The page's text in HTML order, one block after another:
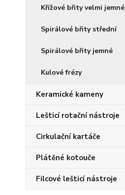
Křížové břity velmi jemné
Spirálové břity střední
Spirálové břity jemné
Kulové frézy
Keramické kameny
Lešticí rotační nástroje
Cirkulační kartáče
Plátěné kotouče
Filcové lešticí nástroje